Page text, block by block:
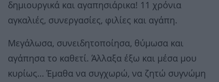
δημιουργικά και αγαπησιάρικα! 11 χρόνια
αγκαλιές, συνεργασίες, φιλίες και αγάπη.
Μεγάλωσα, συνειδητοποίησα, θύμωσα και
αγάπησα το καθετί. Άλλαξα έξω και μέσα μου
κυρίως… Έμαθα να συγχωρώ, να ζητώ συγνώμη